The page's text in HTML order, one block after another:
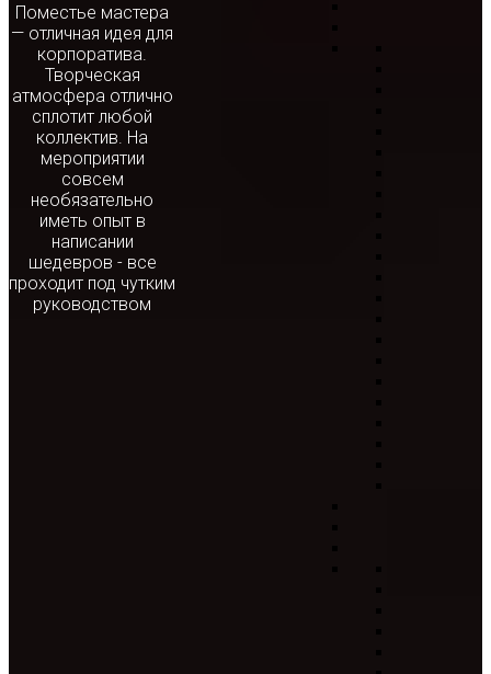
Поместье мастера
— отличная идея для
корпоратива.
Творческая
атмосфера отлично
сплотит любой
коллектив. На
мероприятии
совсем
необязательно
иметь опыт в
написании
шедевров - все
проходит под чутким
руководством